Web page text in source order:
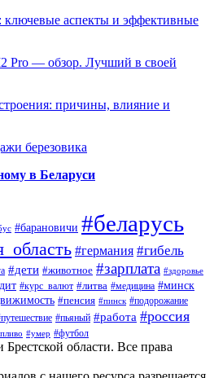
аспекты и эффективные
Pro — обзор. Лучший в своей
причины, влияние и
березовика
в Беларуси
#барановичи #беларусь
#германия #гибель
#дети #животное #зарплата #здоровье
#курс_валют #литва #медицина #минск
#пенсия #пинск #подорожание
#пьяный #работа #россия
#умер #футбол
области. Все права